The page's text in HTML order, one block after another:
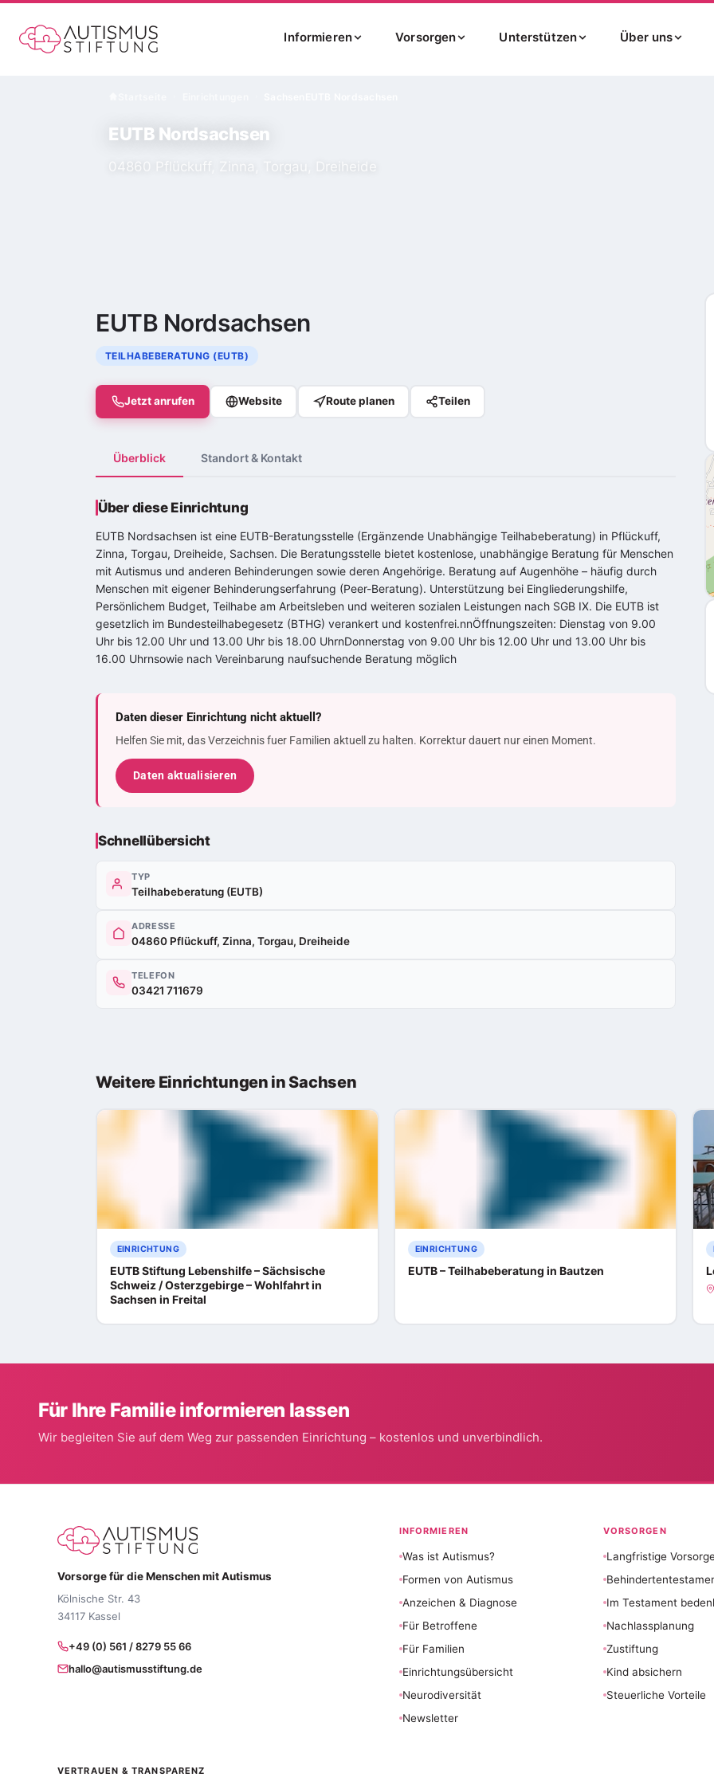
Informieren Vorsorgen Unterstützen Über uns
EUTB Nordsachsen
04860 Pflückuff, Zinna, Torgau, Dreiheide
EUTB Nordsachsen
TEILHABEBERATUNG (EUTB)
Jetzt anrufen Website Route planen Teilen
Überblick Standort & Kontakt
Über diese Einrichtung
EUTB Nordsachsen ist eine EUTB-Beratungsstelle (Ergänzende Unabhängige Teilhabeberatung) in Pflückuff,
Zinna, Torgau, Dreiheide, Sachsen. Die Beratungsstelle bietet kostenlose, unabhängige Beratung für Menschen
mit Autismus und anderen Behinderungen sowie deren Angehörige. Beratung auf Augenhöhe – häufig durch
Menschen mit eigener Behinderungserfahrung (Peer-Beratung). Unterstützung bei Eingliederungshilfe,
Persönlichem Budget, Teilhabe am Arbeitsleben und weiteren sozialen Leistungen nach SGB IX. Die EUTB ist
gesetzlich im Bundesteilhabegesetz (BTHG) verankert und kostenfrei.nnÖffnungszeiten: Dienstag von 9.00
Uhr bis 12.00 Uhr und 13.00 Uhr bis 18.00 UhrnDonnerstag von 9.00 Uhr bis 12.00 Uhr und 13.00 Uhr bis
16.00 Uhrnsowie nach Vereinbarung naufsuchende Beratung möglich
Daten dieser Einrichtung nicht aktuell?
Helfen Sie mit, das Verzeichnis fuer Familien aktuell zu halten. Korrektur dauert nur einen Moment.
Daten aktualisieren
Schnellübersicht
TYP
Teilhabeberatung (EUTB)
ADRESSE
04860 Pflückuff, Zinna, Torgau, Dreiheide
TELEFON
03421 711679
Weitere Einrichtungen in Sachsen
EINRICHTUNG
EUTB Stiftung Lebenshilfe – Sächsische
Schweiz / Osterzgebirge – Wohlfahrt in
Sachsen in Freital
EINRICHTUNG
EUTB – Teilhabeberatung in Bautzen
Für Ihre Familie informieren lassen
Wir begleiten Sie auf dem Weg zur passenden Einrichtung – kostenlos und unverbindlich.
Vorsorge für die Menschen mit Autismus
Kölnische Str. 43
34117 Kassel
+49 (0) 561 / 8279 55 66
hallo@autismusstiftung.de
INFORMIEREN
Was ist Autismus?
Formen von Autismus
Anzeichen & Diagnose
Für Betroffene
Für Familien
Einrichtungsübersicht
Neurodiversität
Newsletter
VORSORGEN
Langfristige
Im Testament
Nachlassplanung
Zustiftung
Kind absichern
Steuerliche Vorteile
VERTRAUEN & TRANSPARENZ